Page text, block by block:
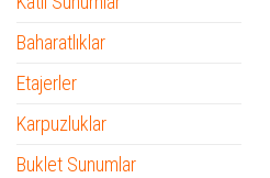
Baharatlıklar
Etajerler
Karpuzluklar
Buklet Sunumlar